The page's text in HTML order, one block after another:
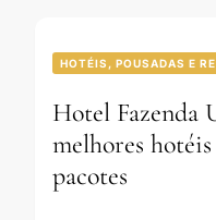
HOTÉIS, POUSADAS E
Hotel Fazenda
melhores
pacotes